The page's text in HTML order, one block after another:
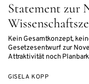
Statement zur
Kein Gesamtkonzept,
Gesetzesentwurf zur
Attraktivität noch
GISELA KOPP